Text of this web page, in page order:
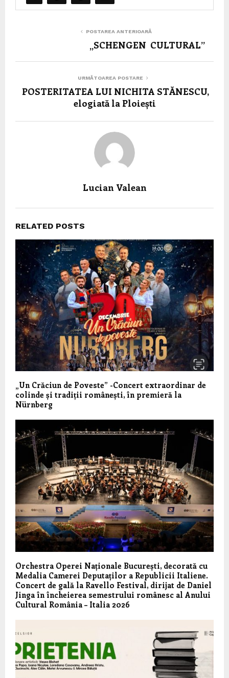
POSTAREA ANTERIOARĂ
„SCHENGEN CULTURAL”
URMĂTOAREA POSTARE
POSTERITATEA LUI NICHITA STĂNESCU,
elogiată la Ploiești
Lucian Valean
RELATED POSTS
„Un Crăciun de Poveste” -Concert extraordinar de
colinde și tradiții românești, în premieră la
Nürnberg
Orchestra Operei Naționale București, decorată cu
Medalia Camerei Deputaților a Republicii Italiene.
Concert de gală la Ravello Festival, dirijat de Daniel
Jinga în încheierea semestrului românesc al Anului
Cultural România – Italia 2026